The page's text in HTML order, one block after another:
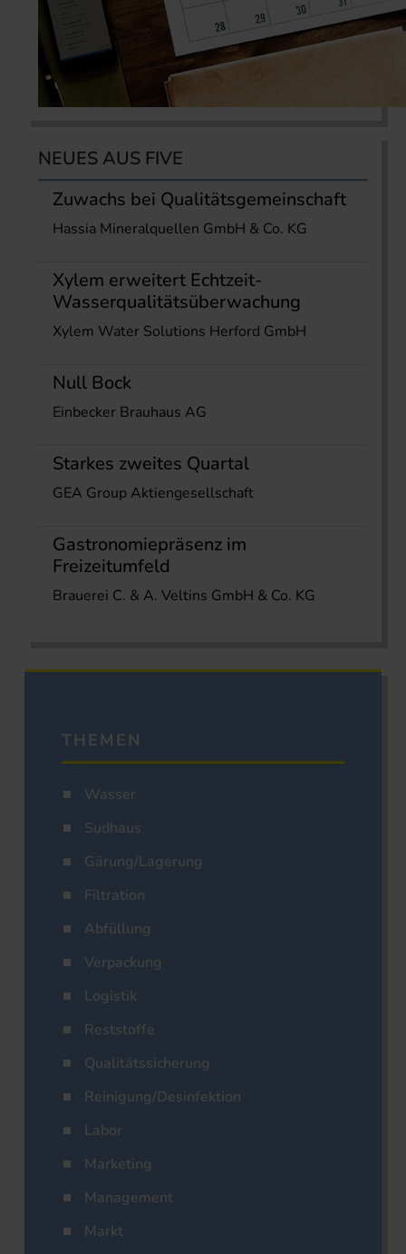
NEUES AUS FIVE
Zuwachs bei Qualitätsgemeinschaft
Hassia Mineralquellen GmbH & Co. KG
Xylem erweitert Echtzeit-
Wasserqualitätsüberwachung
Xylem Water Solutions Herford GmbH
Null Bock
Einbecker Brauhaus AG
Starkes zweites Quartal
GEA Group Aktiengesellschaft
Gastronomiepräsenz im
Freizeitumfeld
Brauerei C. & A. Veltins GmbH & Co. KG
THEMEN
Wasser
Sudhaus
Gärung/Lagerung
Filtration
Abfüllung
Verpackung
Logistik
Reststoffe
Qualitätssicherung
Reinigung/Desinfektion
Labor
Marketing
Management
Markt